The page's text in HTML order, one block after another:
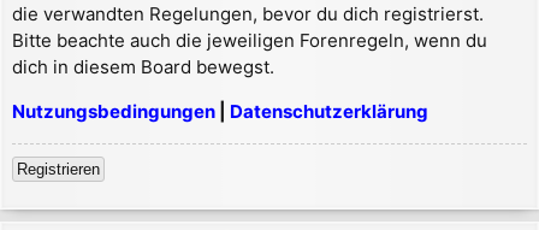
die verwandten Regelungen, bevor du dich registrierst.
Bitte beachte auch die jeweiligen Forenregeln, wenn du
dich in diesem Board bewegst.
Nutzungsbedingungen
Datenschutzerklärung
Registrieren